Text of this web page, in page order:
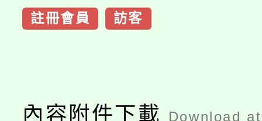
註冊會員 訪客
內容附件下載 Download